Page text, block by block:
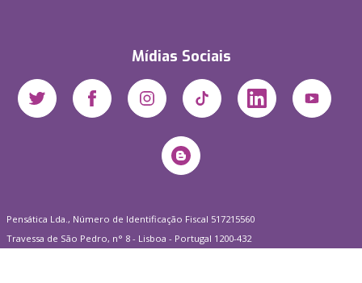
Mídias Sociais
Pensática Lda., Número de Identificação Fiscal 517215560
Travessa de São Pedro, n° 8 - Lisboa - Portugal 1200-432